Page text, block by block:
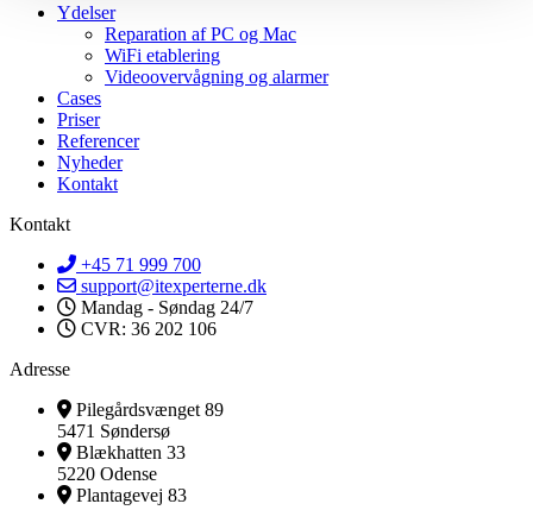
Ydelser
Reparation af PC og Mac
WiFi etablering
Videoovervågning og alarmer
Cases
Priser
Referencer
Nyheder
Kontakt
Kontakt
+45 71 999 700
support@itexperterne.dk
Mandag - Søndag 24/7
CVR: 36 202 106
Adresse
Pilegårdsvænget 89
5471 Søndersø
Blækhatten 33
5220 Odense
Plantagevej 83